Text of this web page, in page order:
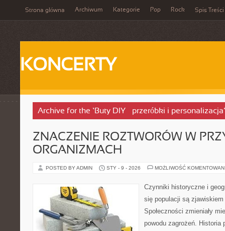
Strona główna Archiwum Kategorie Pop Rock Spis Treści
KONCERTY
Archive for the ‘Buty DIY – przeróbki i
ZNACZENIE ROZTWORÓW W
ORGANIZMACH
POSTED BY ADMIN STY - 9 - 2026 MOŻLIWOŚĆ
Czynniki historyczne i
się populacji są
Społeczności zmieniały
powodu zagrożeń. Historia